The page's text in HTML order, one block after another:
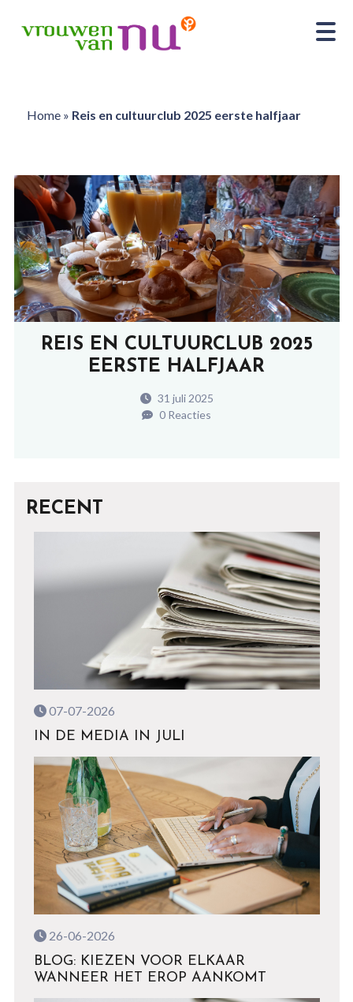
Home» Reis en cultuurclub 2025 eerste halfjaar
REIS EN CULTUURCLUB 2025
EERSTE HALFJAAR
31 juli 2025
0 Reacties
RECENT
07-07-2026
IN DE MEDIA IN JULI
26-06-2026
BLOG: KIEZEN VOOR ELKAAR
WANNEER HET EROP AANKOMT